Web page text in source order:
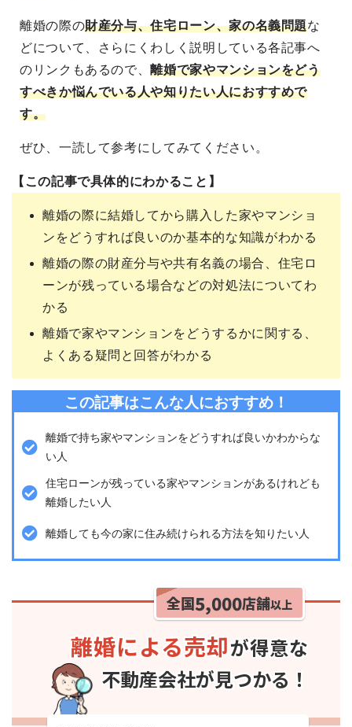
離婚の際の財産分与、住宅ローン、家の名義問題な
どについて、さらにくわしく説明している各記事へ
のリンクもあるので、離婚で家やマンションをどう
すべきか悩んでいる人や知りたい人におすすめで
す。
ぜひ、一読して参考にしてみてください。
【この記事で具体的にわかること】
離婚の際に結婚してから購入した家やマンショ
ンをどうすれば良いのか基本的な知識がわかる
離婚の際の財産分与や共有名義の場合、住宅ロ
ーンが残っている場合などの対処法についてわ
かる
離婚で家やマンションをどうするかに関する、
よくある疑問と回答がわかる
この記事はこんな人におすすめ！
離婚で持ち家やマンションをどうすれば良いかわからな
い人
住宅ローンが残っている家やマンションがあるけれども
離婚したい人
離婚しても今の家に住み続けられる方法を知りたい人